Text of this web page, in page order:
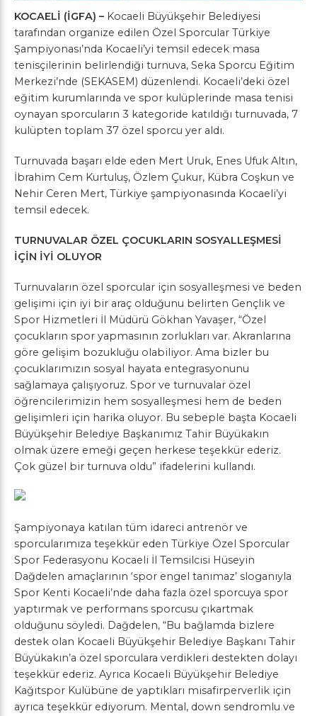
KOCAELİ (İGFA) – Kocaeli Büyükşehir Belediyesi
tarafından organize edilen Özel Sporcular Türkiye
Şampiyonası’nda Kocaeli’yi temsil edecek masa
tenisçilerinin belirlendiği turnuva, Seka Sporcu Eğitim
Merkezi’nde (SEKASEM) düzenlendi. Kocaeli’deki özel
eğitim kurumlarında ve spor kulüplerinde masa tenisi
oynayan sporcuların 3 kategoride katıldığı turnuvada, 7
kulüpten toplam 37 özel sporcu yer aldı.
Turnuvada başarı elde eden Mert Uruk, Enes Ufuk Altın,
İbrahim Cem Kurtuluş, Özlem Çukur, Kübra Coşkun ve
Nehir Ceren Mert, Türkiye şampiyonasında Kocaeli’yi
temsil edecek.
TURNUVALAR ÖZEL ÇOCUKLARIN SOSYALLEŞMESİ
İÇİN İYİ OLUYOR
Turnuvaların özel sporcular için sosyalleşmesi ve beden
gelişimi için iyi bir araç olduğunu belirten Gençlik ve
Spor Hizmetleri İl Müdürü Gökhan Yavaşer, “Özel
çocukların spor yapmasının zorlukları var. Akranlarına
göre gelişim bozukluğu olabiliyor. Ama bizler bu
çocuklarımızın sosyal hayata entegrasyonunu
sağlamaya çalışıyoruz. Spor ve turnuvalar özel
öğrencilerimizin hem sosyalleşmesi hem de beden
gelişimleri için harika oluyor. Bu sebeple başta Kocaeli
Büyükşehir Belediye Başkanımız Tahir Büyükakın
olmak üzere emeği geçen herkese teşekkür ederiz.
Çok güzel bir turnuva oldu” ifadelerini kullandı.
Şampiyonaya katılan tüm idareci antrenör ve
sporcularımıza teşekkür eden Türkiye Özel Sporcular
Spor Federasyonu Kocaeli İl Temsilcisi Hüseyin
Dağdelen amaçlarının ‘spor engel tanımaz’ sloganıyla
Spor Kenti Kocaeli’nde daha fazla özel sporcuya spor
yaptırmak ve performans sporcusu çıkartmak
olduğunu söyledi. Dağdelen, “Bu bağlamda bizlere
destek olan Kocaeli Büyükşehir Belediye Başkanı Tahir
Büyükakın’a özel sporculara verdikleri destekten dolayı
teşekkür ederiz. Ayrıca Kocaeli Büyükşehir Belediye
Kağıtspor Kulübüne de yaptıkları misafirperverlik için
ayrıca teşekkür ediyorum. Mental, down sendromlu ve